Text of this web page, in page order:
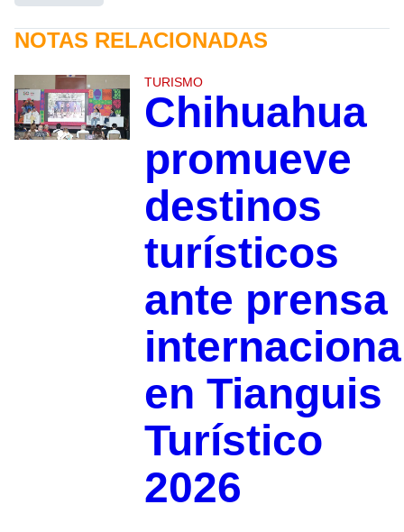
NOTAS RELACIONADAS
TURISMO
Chihuahua
promueve
destinos
turísticos
ante prensa
en Tianguis
Turístico
2026